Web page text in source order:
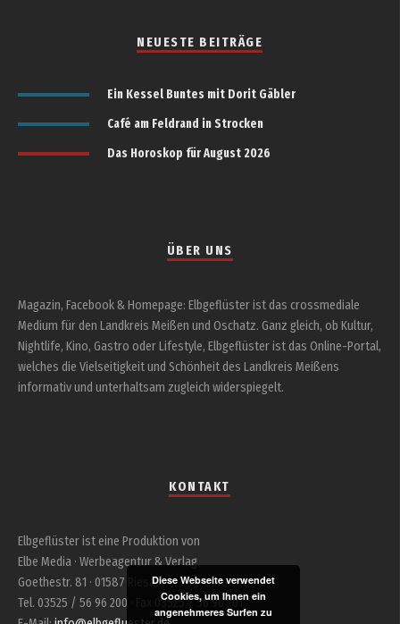
NEUESTE BEITRÄGE
Ein Kessel Buntes mit Dorit Gäbler
Café am Feldrand in Strocken
Das Horoskop für August 2026
ÜBER UNS
Magazin, Facebook & Homepage: Elbgeflüster ist das crossmediale
Medium für den Landkreis Meißen und Oschatz. Ganz gleich, ob Kultur,
Nightlife, Kino, Gastro oder Lifestyle, Elbgeflüster ist das Online-Portal,
welches die Vielseitigkeit und Schönheit des Landkreis Meißens
informativ und unterhaltsam zugleich widerspiegelt.
KONTAKT
Elbgeflüster ist eine Produktion von
Elbe Media · Werbeagentur & Verlag
Goethestr. 81 · 01587 Riesa
Tel. 03525 / 56 96 200 · Fax 03525 / 56 96 201
Diese Webseite verwendet
Cookies, um Ihnen ein
angenehmeres Surfen zu